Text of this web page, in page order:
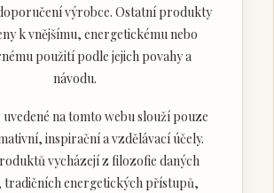
výrobce. Ostatní produkty
k vnějšímu, energetickému nebo
použití podle jejich povahy a
návodu.
na tomto webu slouží pouze
inspirační a vzdělávací účely.
vycházejí z filozofie daných
tradičních energetických přístupů,